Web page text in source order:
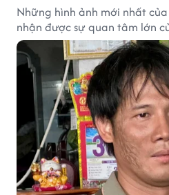
Những hình ảnh mới nhất
nhận được sự quan tâm lớn